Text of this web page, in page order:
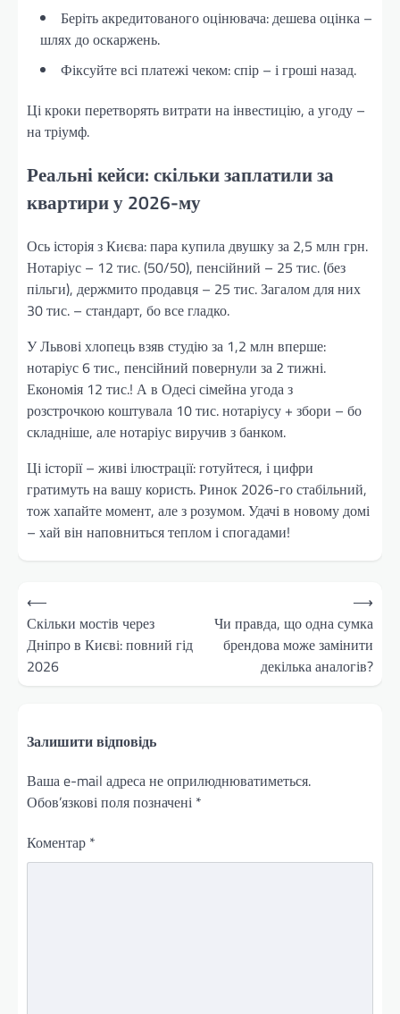
Беріть акредитованого оцінювача: дешева оцінка –
шлях до оскаржень.
Фіксуйте всі платежі чеком: спір – і гроші назад.
Ці кроки перетворять витрати на інвестицію, а угоду –
на тріумф.
Реальні кейси: скільки заплатили за
квартири у 2026-му
Ось історія з Києва: пара купила двушку за 2,5 млн грн.
Нотаріус – 12 тис. (50/50), пенсійний – 25 тис. (без
пільги), держмито продавця – 25 тис. Загалом для них
30 тис. – стандарт, бо все гладко.
У Львові хлопець взяв студію за 1,2 млн вперше:
нотаріус 6 тис., пенсійний повернули за 2 тижні.
Економія 12 тис.! А в Одесі сімейна угода з
розстрочкою коштувала 10 тис. нотаріусу + збори – бо
складніше, але нотаріус виручив з банком.
Ці історії – живі ілюстрації: готуйтеся, і цифри
гратимуть на вашу користь. Ринок 2026-го стабільний,
тож хапайте момент, але з розумом. Удачі в новому домі
– хай він наповниться теплом і спогадами!
Навігація
записів
⟵
Скільки мостів через
Дніпро в Києві: повний гід
2026
Чи правда, що одна сумка
брендова може замінити
декілька аналогів?
⟶
Залишити відповідь
Ваша e-mail адреса не оприлюднюватиметься.
Обов’язкові поля позначені *
Коментар *